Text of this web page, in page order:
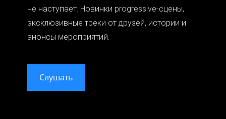
не наступает. Новинки progressive-сцены,
эксклюзивные треки от друзей, истории и
анонсы мероприятий.
Слушать